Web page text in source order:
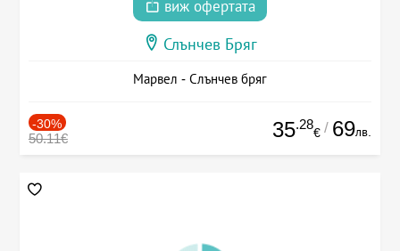
виж офертата
Слънчев Бряг
Марвел - Слънчев бряг
-30%
50.11€ 35.28
€ / 69лв.